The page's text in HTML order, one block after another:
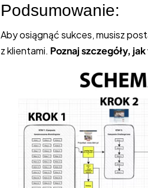
Podsumowanie:
Aby osiągnąć sukces, musisz
z klientami. Poznaj szczegóły,